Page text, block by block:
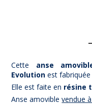
Cette anse
Evolutionest fabriquée
Elle est faite en résine
Anse amoviblevendue